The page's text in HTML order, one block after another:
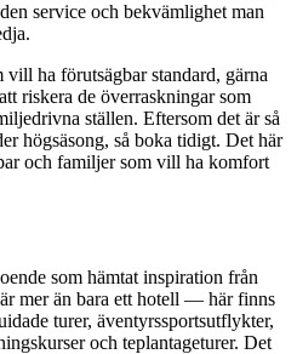
service och bekvämlighet man
ha förutsägbar standard, gärna
riskera de överraskningar som
ställen. Eftersom det är så
högsäsong, så boka tidigt. Det här
och familjer som vill ha komfort
som hämtat inspiration från
mer än bara ett hotell — här finns
turer, äventyrssportsutflykter,
och teplantageturer. Det